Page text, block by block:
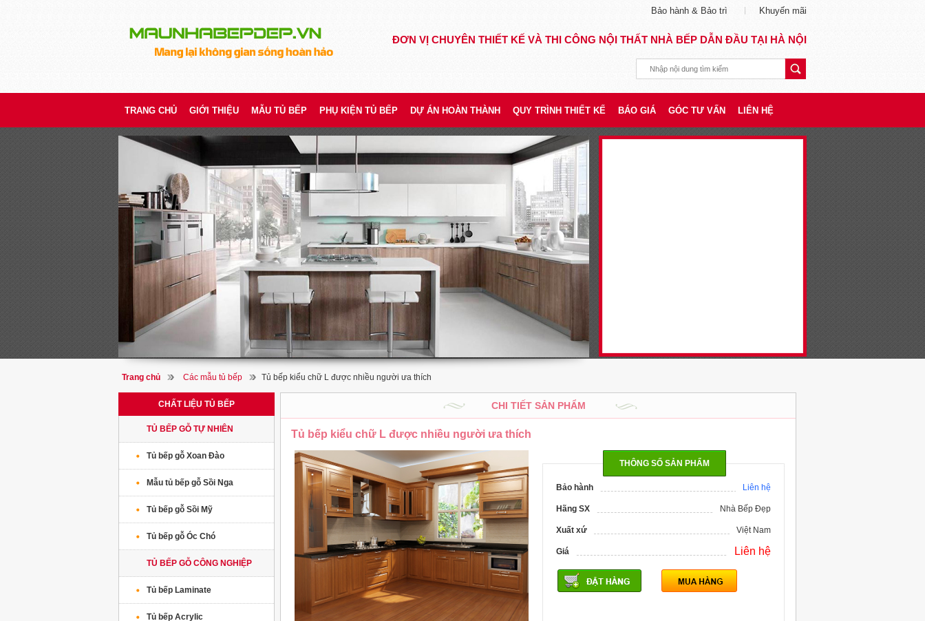
Bảo hành & Bảo trì Khuyến mãi
ĐƠN VỊ CHUYÊN THIẾT KẾ VÀ THI CÔNG NỘI THẤT NHÀ BẾP DẪN ĐẦU TẠI HÀ NỘI
TRANG CHỦ GIỚI THIỆU MẪU TỦ BẾP PHỤ KIỆN TỦ BẾP DỰ ÁN HOÀN THÀNH QUY TRÌNH THIẾT KẾ BÁO GIÁ GÓC TƯ VẤN LIÊN HỆ
Trang chủ Các mẫu tủ bếp Tủ bếp kiểu chữ L được nhiều người ưa thích
CHI TIẾT SẢN PHẨM
Tủ bếp kiểu chữ L được nhiều người ưa thích
THÔNG SỐ SẢN PHẨM
Bảo hành Liên hệ
Hãng SX Nhà Bếp Đẹp
Xuất xứ Việt Nam
Giá Liên hệ
CHẤT LIỆU TỦ BẾP
TỦ BẾP GỖ TỰ NHIÊN
Tủ bếp gỗ Xoan Đào
Mẫu tủ bếp gỗ Sồi Nga
Tủ bếp gỗ Sồi Mỹ
Tủ bếp gỗ Óc Chó
TỦ BẾP GỖ CÔNG NGHIỆP
Tủ bếp Laminate
Tủ bếp Acrylic